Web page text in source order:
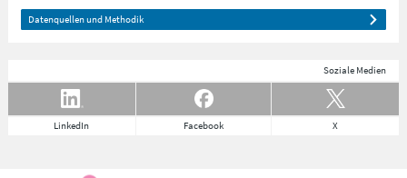
Datenquellen und Methodik
Soziale Medien
LinkedIn Facebook X